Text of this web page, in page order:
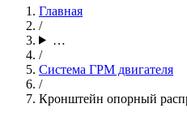
Главная
/
…
/
Система ГРМ двигателя
/
Кронштейн опорный